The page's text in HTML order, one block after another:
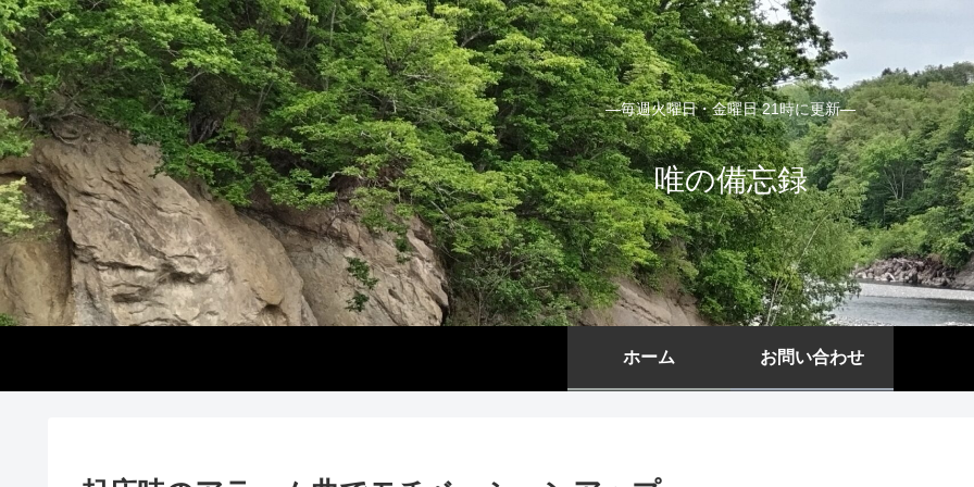
―毎週火曜日・金曜日 21時に更新―
唯の備忘録
ホーム お問い合わせ